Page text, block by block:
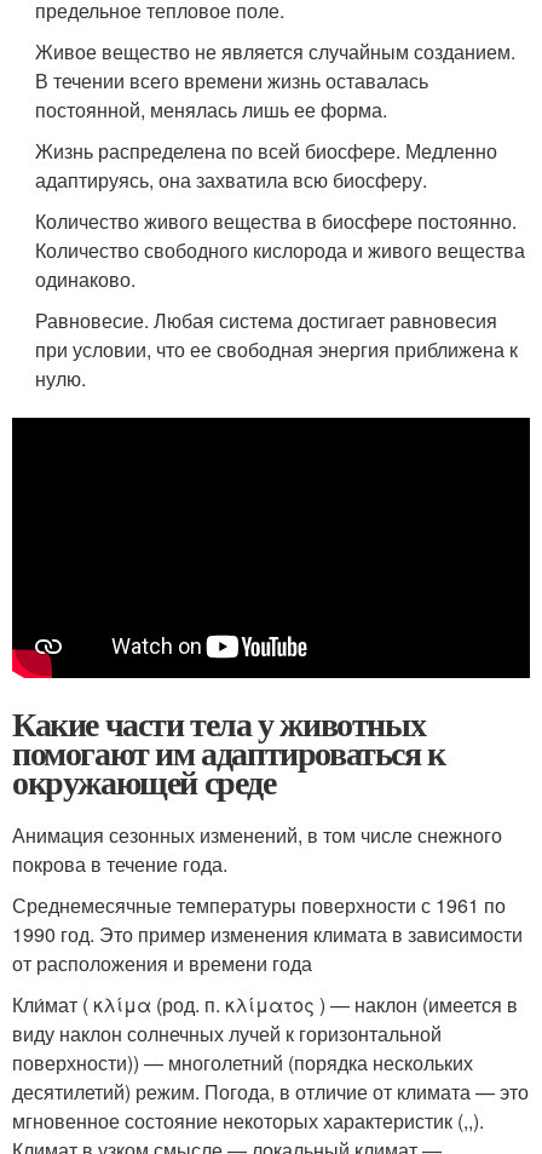
предельное тепловое поле.
Живое вещество не является случайным созданием.
В течении всего времени жизнь оставалась
постоянной, менялась лишь ее форма.
Жизнь распределена по всей биосфере. Медленно
адаптируясь, она захватила всю биосферу.
Количество живого вещества в биосфере постоянно.
Количество свободного кислорода и живого вещества
одинаково.
Равновесие. Любая система достигает равновесия
при условии, что ее свободная энергия приближена к
нулю.
Какие части тела у животных
помогают им адаптироваться к
окружающей среде
Анимация сезонных изменений, в том числе снежного
покрова в течение года.
Среднемесячные температуры поверхности с 1961 по
1990 год. Это пример изменения климата в зависимости
от расположения и времени года
Кли́мат ( κλίμα (род. п. κλίματος ) — наклон (имеется в
виду наклон солнечных лучей к горизонтальной
поверхности)) — многолетний (порядка нескольких
десятилетий) режим. Погода, в отличие от климата — это
мгновенное состояние некоторых характеристик (,,).